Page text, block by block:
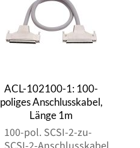
ACL-102100-1: 100-
poliges Anschlusskabel,
Länge 1m
100-pol. SCSI-2-zu-